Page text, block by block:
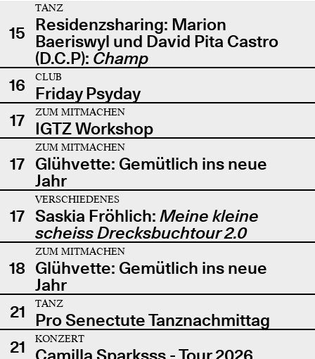
15
TANZ
Residenzsharing: Marion
Baeriswyl und David Pita Castro
(D.C.P): Champ
16
CLUB
Friday Psyday
17
ZUM MITMACHEN
IGTZ Workshop
17
ZUM MITMACHEN
Glühvette: Gemütlich ins neue
Jahr
17
VERSCHIEDENES
Saskia Fröhlich: Meine kleine
scheiss Drecksbuchtour 2.0
18
ZUM MITMACHEN
Glühvette: Gemütlich ins neue
Jahr
21
TANZ
Pro Senectute Tanznachmittag
21
KONZERT